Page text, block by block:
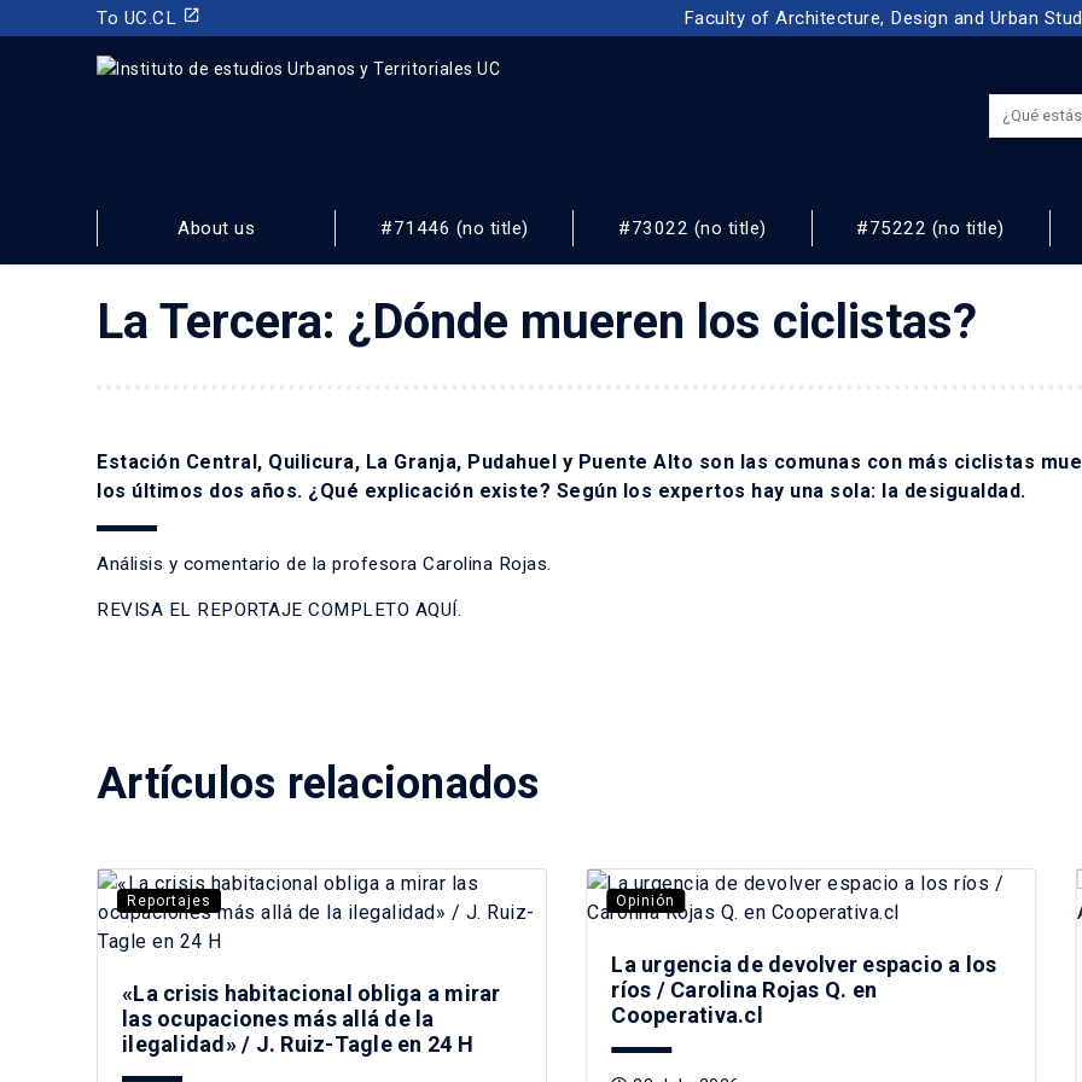
To UC.CL launch Faculty of Architecture, Design and Urban
Y TERRITORIALES
FACULTAD DE ARQUITECTURA, DISEÑO Y ESTUDIOS URBANOS
About us #71446 (no title) #73022 (no title) #75222 (no title)
La Tercera: ¿Dónde mueren los ciclistas?
Estación Central, Quilicura, La Granja, Pudahuel y Puente Alto son las comunas con más ciclistas
los últimos dos años. ¿Qué explicación existe? Según los expertos hay una sola: la desigualdad.
Análisis y comentario de la profesora Carolina Rojas.
REVISA EL REPORTAJE COMPLETO AQUÍ.
Artículos relacionados
Reportajes
«La crisis habitacional obliga a mirar
las ocupaciones más allá de la
ilegalidad» / J. Ruiz-Tagle en 24 H
Opinión
La urgencia de devolver espacio a los
ríos / Carolina Rojas Q. en
Cooperativa.cl